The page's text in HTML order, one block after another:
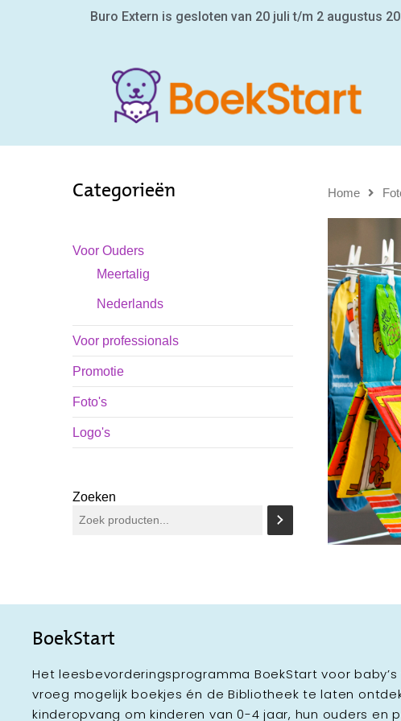
Buro Extern is gesloten van 20 juli t/m 2 augustus
Categorieën
Voor Ouders
Meertalig
Nederlands
Voor professionals
Promotie
Foto's
Logo's
Zoeken
Home
BoekStart
Het leesbevorderingsprogramma BoekStart voor
vroeg mogelijk boekjes én de Bibliotheek te laten
kinderopvang om kinderen van 0-4 jaar, hun ouders en